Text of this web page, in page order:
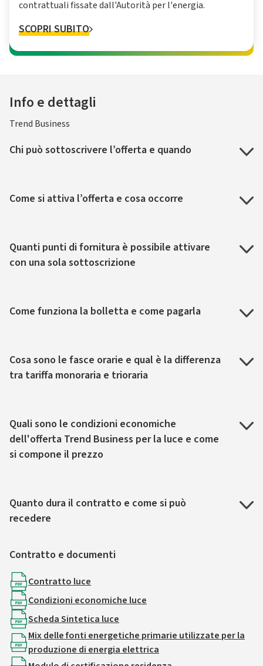
contrattuali fissate dall'Autorità per l'energia.
SCOPRI SUBITO
Info e dettagli
Trend Business
Chi può sottoscrivere l’offerta e quando
Come si attiva l’offerta e cosa occorre
Quanti punti di fornitura è possibile attivare
con una sola sottoscrizione
Come funziona la bolletta e come pagarla
Cosa sono le fasce orarie e qual è la differenza
tra tariffa monoraria e trioraria
Quali sono le condizioni economiche
dell'offerta Trend Business per la luce e come
si compone il prezzo
Quanto dura il contratto e come si può
recedere
Contratto e documenti
Contratto luce
Condizioni economiche luce
Scheda Sintetica luce
Mix delle fonti energetiche primarie utilizzate per la
produzione di energia elettrica